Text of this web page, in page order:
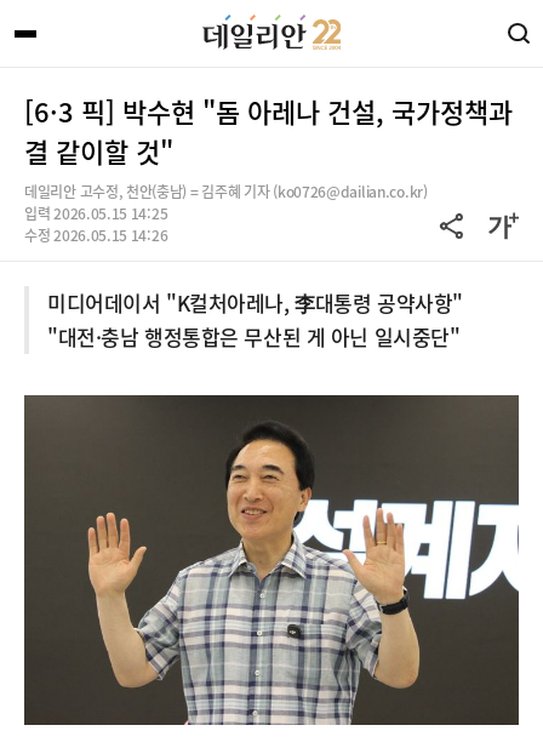
[6·3 픽] 박수현 "돔 아레나 건설, 국가정책과
결 같이할 것"
데일리안 고수정, 천안(충남) = 김주혜 기자 (ko0726@dailian.co.kr)
입력 2026.05.15 14:25
수정 2026.05.15 14:26
미디어데이서 "K컬처아레나, 李대통령 공약사항"
"대전·충남 행정통합은 무산된 게 아닌 일시중단"